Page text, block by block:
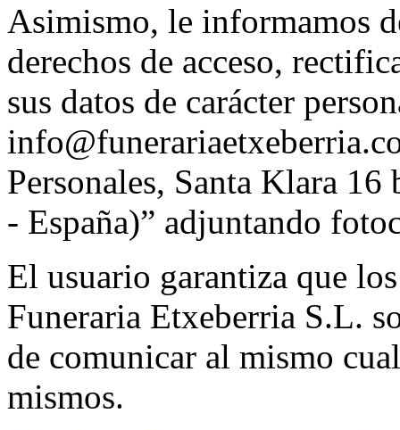
Asimismo, le informamos
derechos de acceso,
sus datos de carácter
Personales, Santa Klara
- España)” adjuntando
El usuario garantiza que
Funeraria Etxeberria S.L.
de comunicar al mismo
mismos.